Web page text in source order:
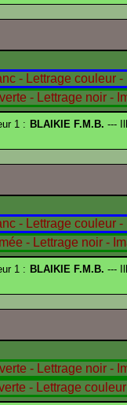
1 : BLAIKIE F.M.B. ---
1 : BLAIKIE F.M.B. ---